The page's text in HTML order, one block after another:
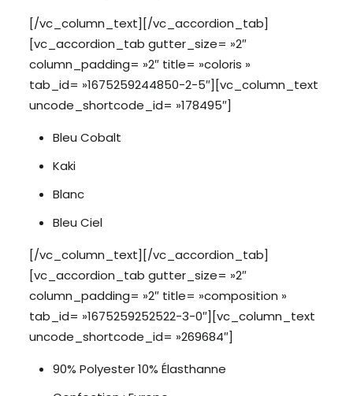
[/vc_column_text][/vc_accordion_tab]
[vc_accordion_tab gutter_size= »2″
column_padding= »2″ title= »coloris »
tab_id= »1675259244850-2-5″][vc_column_text
uncode_shortcode_id= »178495″]
Bleu Cobalt
Kaki
Blanc
Bleu Ciel
[/vc_column_text][/vc_accordion_tab]
[vc_accordion_tab gutter_size= »2″
column_padding= »2″ title= »composition »
tab_id= »1675259252522-3-0″][vc_column_text
uncode_shortcode_id= »269684″]
90% Polyester 10% Élasthanne